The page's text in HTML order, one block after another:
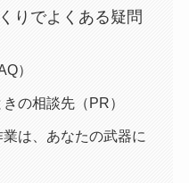
りでよくある疑問
）
の相談先（PR）
は、あなたの武器に